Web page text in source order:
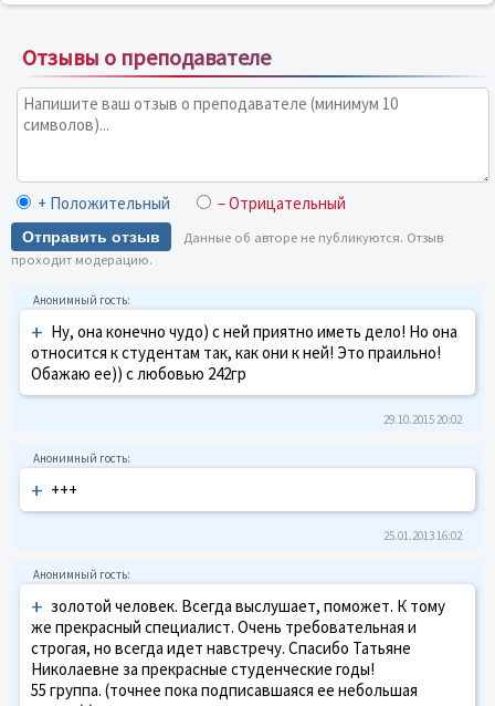
Отзывы о преподавателе
+ Положительный – Отрицательный
Отправить отзыв
Данные об авторе не публикуются. Отзыв
проходит модерацию.
+ Ну, она конечно чудо) с ней приятно иметь дело! Но она
относится к студентам так, как они к ней! Это праильно!
Обажаю ее)) с любовью 242гр
29.10.2015 20:02
+ +++
25.01.2013 16:02
+ золотой человек. Всегда выслушает, поможет. К тому
же прекрасный специалист. Очень требовательная и
строгая, но всегда идет навстречу. Спасибо Татьяне
Николаевне за прекрасные студенческие годы!
55 группа. (точнее пока подписавшаяся ее небольшая